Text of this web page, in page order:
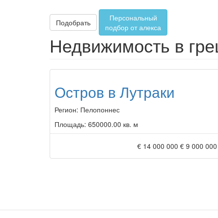
Подобрать
Персональный
подбор от алекса
Недвижимость в
Остров в Лутраки
Регион: Пелопоннес
Площадь: 650000.00 кв. м
€ 14 000 000 € 9 000 000